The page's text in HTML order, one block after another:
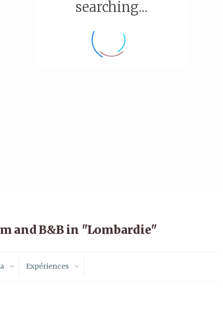
searching...
and B&B in "Lombardie"
Expériences